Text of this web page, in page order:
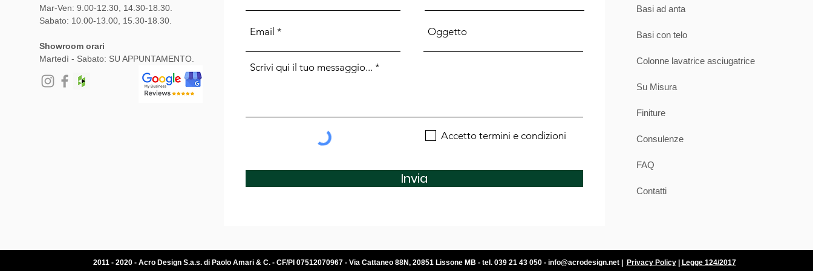
altro Foro competente secondo la legge processuale .
conferma di quanto specificato in questo documento.
che avete compilato e firmato come indicato sopra, senza questo
documento non saremo in grado di rivalerci sul corriere in alcun
Mar-Ven: 9.00-12.30, 14.30-18.30.
Sabato: 10.00-13.00, 15.30-18.30.
Showroom orari
Martedì - Sabato: SU APPUNTAMENTO.
Accetto termini e condizioni
Invia
Basi ad anta
Basi con telo
Colonne lavatrice asciugatrice
Su Misura
Finiture
Consulenze
FAQ
Contatti
2011 - 2020 - Acro Design S.a.s. di Paolo Amari & C. - CF/PI 07512070967 - Via Cattaneo 88N, 20851 Lissone MB - tel. 039 21 43 050 - info@acrodesign.net| Privacy Policy| Legge 124/2017